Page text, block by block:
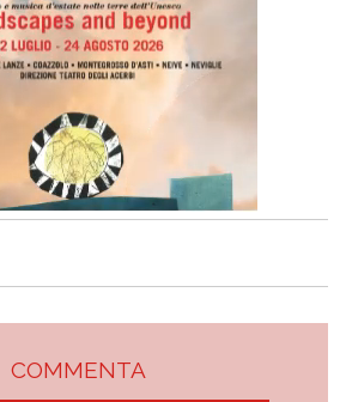
COMMENTA